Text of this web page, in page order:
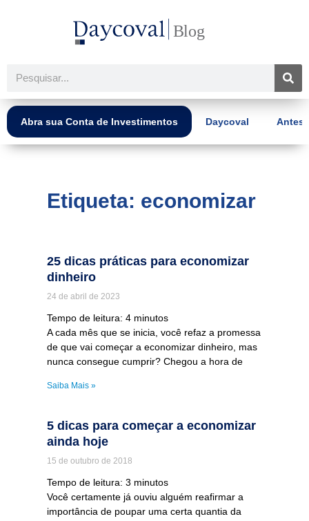
Pesquisar
Abra sua Conta de Investimentos Daycoval Antes
Etiqueta: economizar
25 dicas práticas para economizar
dinheiro
24 de abril de 2023
Tempo de leitura: 4 minutos
A cada mês que se inicia, você refaz a promessa
de que vai começar a economizar dinheiro, mas
nunca consegue cumprir? Chegou a hora de
Saiba Mais »
5 dicas para começar a economizar
ainda hoje
15 de outubro de 2018
Tempo de leitura: 3 minutos
Você certamente já ouviu alguém reafirmar a
importância de poupar uma certa quantia da